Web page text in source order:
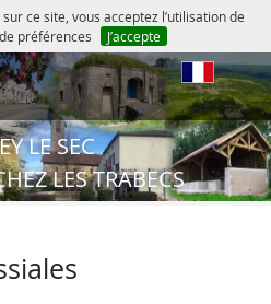
ce site, vous acceptez l’utilisation de
préférences
J’accepte
LE SEC
LES TRABECS